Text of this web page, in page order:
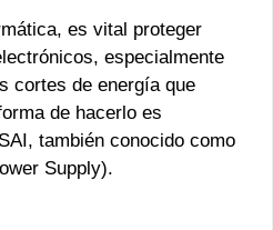
es vital proteger
especialmente
cortes de energía que
de hacerlo es
también conocido como
Supply).